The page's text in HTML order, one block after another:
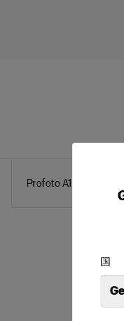
国
Profoto A1